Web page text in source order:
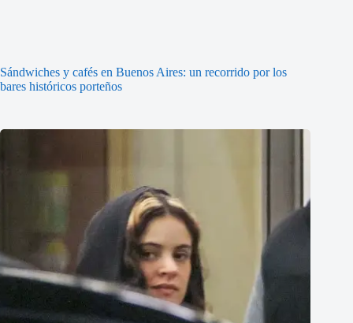
Sándwiches y cafés en Buenos Aires: un recorrido por los
bares históricos porteños